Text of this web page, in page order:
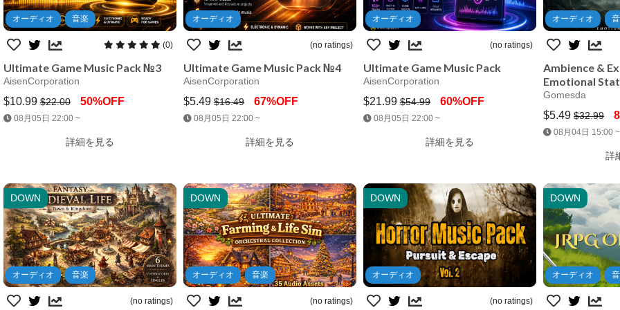
オーディオ 音楽
(0)
Ultimate Game Music Pack №3
AisenCorporation
$10.99 $22.00 50%OFF
08月05日 22:00 ~
詳細を見る
オーディオ
(no ratings)
Ultimate Game Music Pack №4
AisenCorporation
$5.49 $16.49 67%OFF
08月05日 22:00 ~
詳細を見る
オーディオ
(no ratings)
Ultimate Game Music Pack
AisenCorporation
$21.99 $54.99 60%OFF
08月05日 22:00 ~
詳細を見る
オーディオ
Ambience &
Emotional
Gomesda
$5.49 $32.99
08月04日 15:00 ~
詳
DOWN
オーディオ 音楽
(no ratings)
DOWN
オーディオ 音楽
(no ratings)
DOWN
オーディオ
(no ratings)
DOWN
Jump
オーディオ